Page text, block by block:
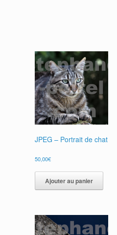
JPEG – Portrait de chat
50,00€
Ajouter au panier